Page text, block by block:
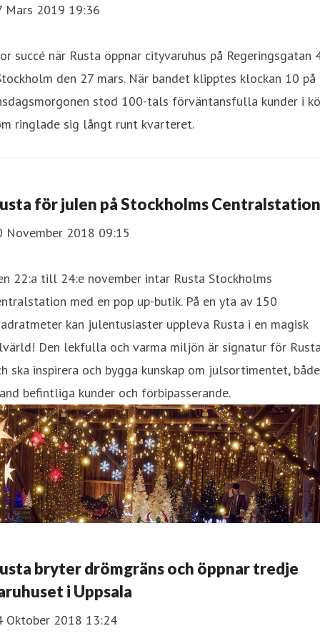
Mars 2019 19:36
succé när Rusta öppnar cityvaruhus på Regeringsgatan
den 27 mars. När bandet klipptes klockan 10 på
stod 100-tals förväntansfulla kunder i
ringlade sig långt runt kvarteret.
för julen på Stockholms
November 2018 09:15
22:a till 24:e november intar Rusta Stockholms
med en pop up-butik. På en yta av 150
kan julentusiaster uppleva Rusta i en magisk
Den lekfulla och varma miljön är signatur för
ska inspirera och bygga kunskap om julsortimentet, både
befintliga kunder och förbipasserande.
bryter drömgräns och öppnar tredje
i Uppsala
Oktober 2018 13:24